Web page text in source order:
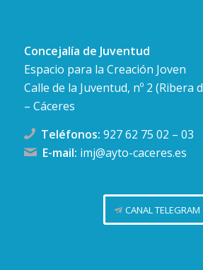
Concejalía de Juventud
Espacio para la Creación Joven
Calle de la Juventud, nº 2 (Ribera
– Cáceres
Teléfonos: 927 62 75 02 – 03
E-mail: imj@ayto-caceres.es
CANAL TELEGRAM